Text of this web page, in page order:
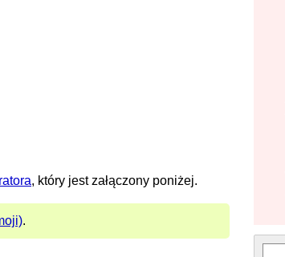
, który jest załączony poniżej.
.